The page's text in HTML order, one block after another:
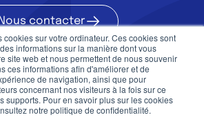
cookies sur votre ordinateur. Ces cookies sont
informations sur la manière dont vous
site web et nous permettent de nous souvenir
ces informations afin d'améliorer et de
de navigation, ainsi que pour
concernant nos visiteurs à la fois sur ce
supports. Pour en savoir plus sur les cookies
notre politique de confidentialité.
Nous contacter